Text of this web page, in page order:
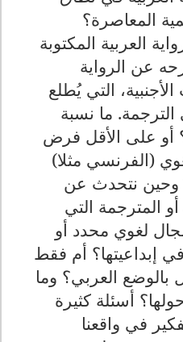
المعاصرة؟
العربية المكتوبة
عن الرواية
التي يُطلع
الترجمة. ما نسبة
أو على الأقل فرض
(الفرنسي مثلا)
وحين نتحدث عن
المترجمة التي
لغوي محدد أو
إبداعيتها؟ أم فقط
بالوضع العربي؟ وما
أسئلة كثيرة
في واقعنا